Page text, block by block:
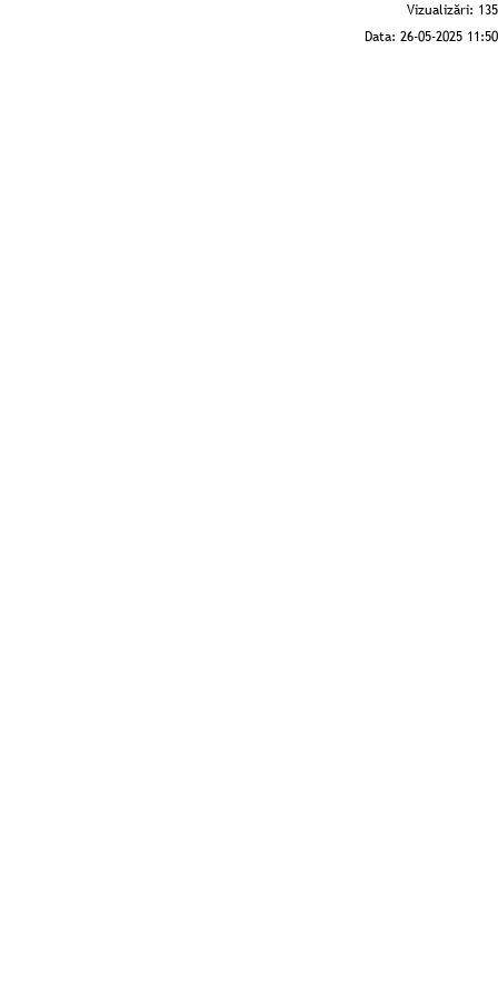
Vizualizări: 135
Data: 26-05-2025 11:50